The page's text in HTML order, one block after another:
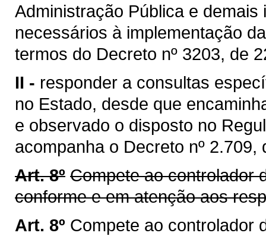
Administração Pública e
necessários à implementação
termos do Decreto nº 3203, de
II - responder a consultas
no Estado, desde que
e observado o disposto no
acompanha o Decreto nº
Art. 8º Compete ao controlador
conforme e em atenção aos
Art. 8º Compete ao controlador